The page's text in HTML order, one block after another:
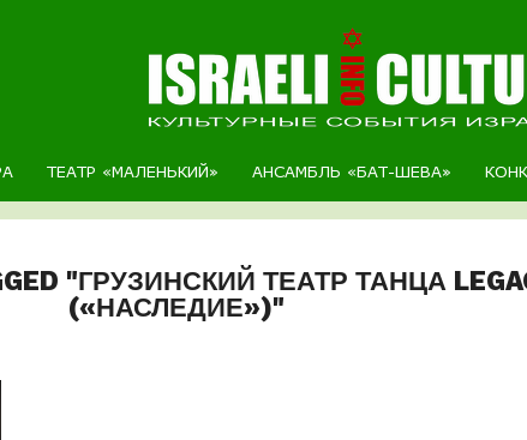
ТЕАТР «МАЛЕНЬКИЙ» АНСАМБЛЬ «БАТ-ШЕВА»
"ГРУЗИНСКИЙ ТЕАТР ТАНЦА
(«НАСЛЕДИЕ»)"